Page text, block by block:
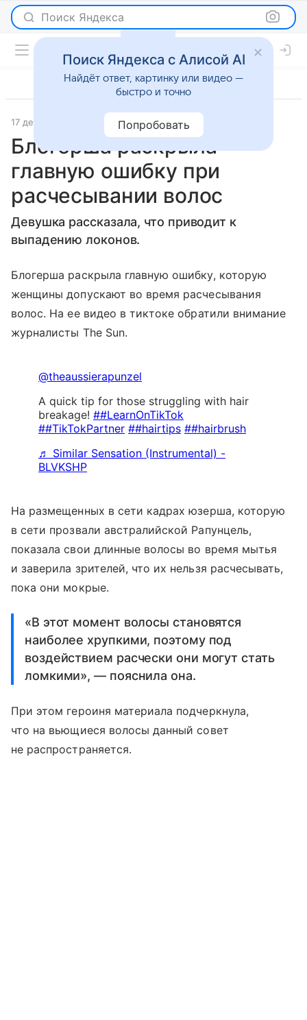
Поиск Яндекса
17 декабря 2021 Lenta.Ru Новости
Блогерша раскрыла
главную ошибку при
расчесывании волос
Девушка рассказала, что приводит к
выпадению локонов.
Блогерша раскрыла главную ошибку, которую
женщины допускают во время расчесывания
волос. На ее видео в тиктоке обратили внимание
журналисты The Sun.
@theaussierapunzel
A quick tip for those struggling with hair
breakage! ##LearnOnTikTok
##TikTokPartner ##hairtips ##hairbrush
♬ Similar Sensation (Instrumental) -
BLVKSHP
На размещенных в сети кадрах юзерша, которую
в сети прозвали австралийской Рапунцель,
показала свои длинные волосы во время мытья
и заверила зрителей, что их нельзя расчесывать,
пока они мокрые.
«В этот момент волосы становятся
наиболее хрупкими, поэтому под
воздействием расчески они могут стать
ломкими», — пояснила она.
При этом героиня материала подчеркнула,
что на вьющиеся волосы данный совет
не распространяется.
Поиск Яндекса с Алисой AI
Найдёт ответ, картинку или видео —
быстро и точно
Попробовать